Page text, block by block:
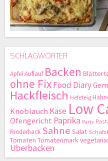
SCHLAGWÖRTER
ApfelAuflauf Backen
ohne FixFood Diary
Hackfleisch Hefeteig
Knoblauch Käse Low
Ofengericht Paprika Party
Rinderhack Sahne Salat
Tomaten Tomatenmark
Überbacken